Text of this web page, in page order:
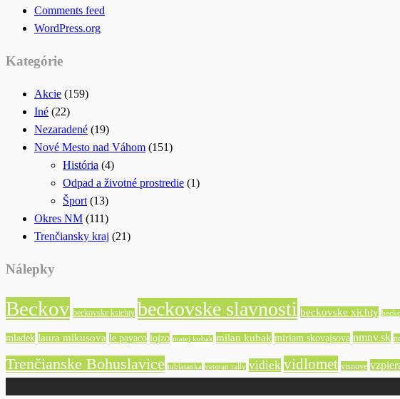
Comments feed
WordPress.org
Kategórie
Akcie (159)
Iné (22)
Nezaradené (19)
Nové Mesto nad Váhom (151)
História (4)
Odpad a životné prostredie (1)
Šport (13)
Okres NM (111)
Trenčiansky kraj (21)
Nálepky
Beckov beckovske ksichty beckovske slavnosti beckovske xichty
mladek laura mikusova le payaco lojzo matej kubak milan kubak miriam skovajsova nmnv.sk
Trenčianske Bohuslavice tublatanka veteran rally vidiek vidlomet visnove